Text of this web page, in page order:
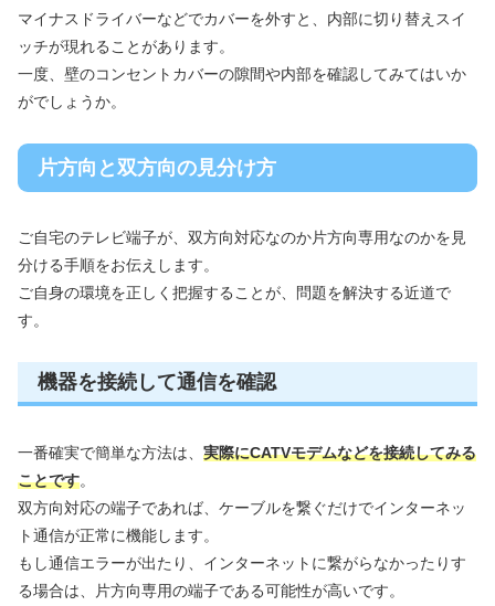
マイナスドライバーなどでカバーを外すと、内部に切り替えスイ
ッチが現れることがあります。
一度、壁のコンセントカバーの隙間や内部を確認してみてはいか
がでしょうか。
片方向と双方向の見分け方
ご自宅のテレビ端子が、双方向対応なのか片方向専用なのかを見
分ける手順をお伝えします。
ご自身の環境を正しく把握することが、問題を解決する近道で
す。
機器を接続して通信を確認
一番確実で簡単な方法は、 実際にCATVモデムなどを接続してみる
ことです。
双方向対応の端子であれば、ケーブルを繋ぐだけでインターネッ
ト通信が正常に機能します。
もし通信エラーが出たり、インターネットに繋がらなかったりす
る場合は、片方向専用の端子である可能性が高いです。